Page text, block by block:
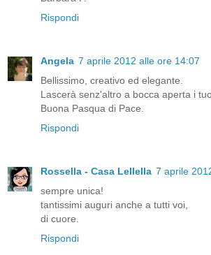
Rispondi
Angela 7 aprile 2012 alle ore 14:07
Bellissimo, creativo ed elegante.
Lascerà senz'altro a bocca aperta i
Buona Pasqua di Pace.
Rispondi
Rossella - Casa Lellella 7 aprile
sempre unica!
tantissimi auguri anche a tutti voi,
di cuore.
Rispondi